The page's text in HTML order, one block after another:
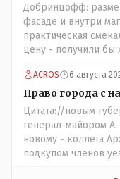
Добринцофф:
фасаде и внутри
практическая
цену - получили бы
депутатов, как
шерсти клок, тем
своего кармана, а с
сильно не
ACROS 6 августа
Право города с
Цитата://новым
генерал-майором
новому - коллега
подкупом членов